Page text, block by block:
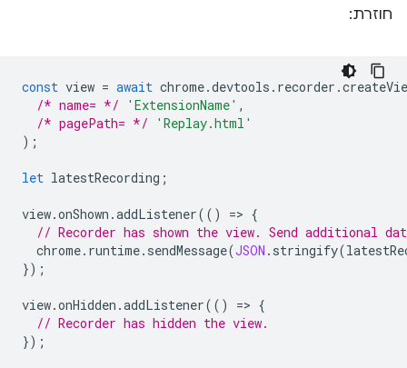
חוזרת:
const view = await chrome.devtools . recorder .
/* name= */
'ExtensionName' ,
/* pagePath= */
'Replay.html'
);
let latestRecording ;
view.onShown .addListener(() => {
// Recorder has shown the view. Send additional
chrome. runtime. sendMessage(JSON . stringify(
});
view.onHidden .addListener(() => {
// Recorder has hidden the view.
});